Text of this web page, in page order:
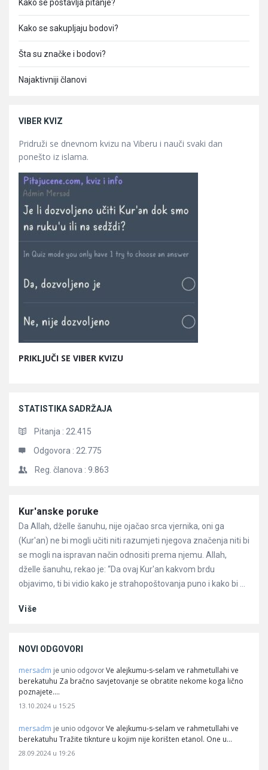
Kako se postavlja pitanje?
Kako se sakupljaju bodovi?
Šta su značke i bodovi?
Najaktivniji članovi
VIBER KVIZ
Pridruži se dnevnom kvizu na Viberu i nauči svaki dan
ponešto iz islama.
PRIKLJUČI SE VIBER KVIZU
STATISTIKA SADRŽAJA
Pitanja : 22.415
Odgovora : 22.775
Reg. članova : 9.863
Članci
Kur'anske poruke
Da Allah, dželle šanuhu, nije ojačao srca vjernika, oni ga
(Kur'an) ne bi mogli učiti niti razumjeti njegova značenja niti bi
se mogli na ispravan način odnositi prema njemu. Allah,
dželle šanuhu, rekao je: “Da ovaj Kur'an kakvom brdu
objavimo, ti bi vidio kako je strahopoštovanja puno i kako bi ...
Više
NOVI ODGOVORI
mersadm je unio odgovor Ve alejkumu-s-selam ve rahmetullahi ve
berekatuhu Za bračno savjetovanje se obratite nekome koga lično
poznajete.…
13.10.2024 u 15:25
mersadm je unio odgovor Ve alejkumu-s-selam ve rahmetullahi ve
berekatuhu Tražite tiknture u kojim nije korišten etanol. One u…
28.09.2024 u 19:26